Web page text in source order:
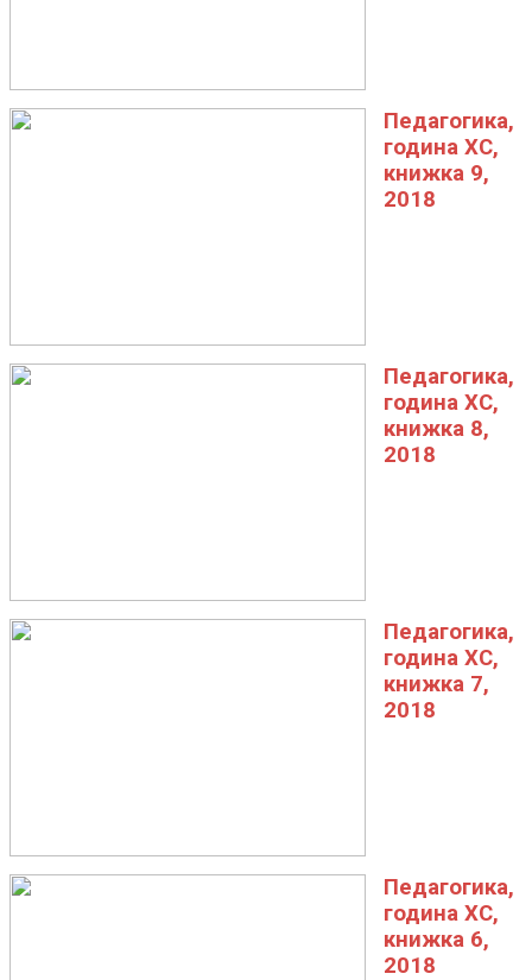
Педагогика,
година XC,
книжка 9,
2018
Педагогика,
година XC,
книжка 8,
2018
Педагогика,
година XC,
книжка 7,
2018
Педагогика,
година XC,
книжка 6,
2018